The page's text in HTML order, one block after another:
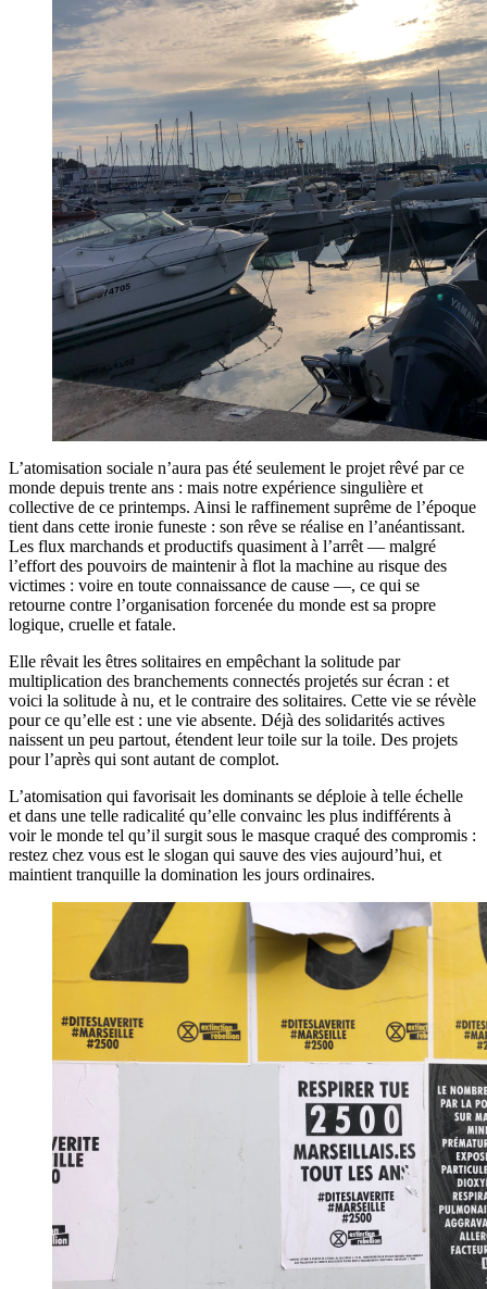
L’atomisation sociale n’aura pas été seulement le projet rêvé par ce
monde depuis trente ans : mais notre expérience singulière et
collective de ce printemps. Ainsi le raffinement suprême de l’époque
tient dans cette ironie funeste : son rêve se réalise en l’anéantissant.
Les flux marchands et productifs quasiment à l’arrêt — malgré
l’effort des pouvoirs de maintenir à flot la machine au risque des
victimes : voire en toute connaissance de cause —, ce qui se
retourne contre l’organisation forcenée du monde est sa propre
logique, cruelle et fatale.
Elle rêvait les êtres solitaires en empêchant la solitude par
multiplication des branchements connectés projetés sur écran : et
voici la solitude à nu, et le contraire des solitaires. Cette vie se révèle
pour ce qu’elle est : une vie absente. Déjà des solidarités actives
naissent un peu partout, étendent leur toile sur la toile. Des projets
pour l’après qui sont autant de complot.
L’atomisation qui favorisait les dominants se déploie à telle échelle
et dans une telle radicalité qu’elle convainc les plus indifférents à
voir le monde tel qu’il surgit sous le masque craqué des compromis :
restez chez vous est le slogan qui sauve des vies aujourd’hui, et
maintient tranquille la domination les jours ordinaires.